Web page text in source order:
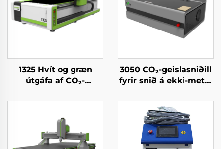
1325 Hvít og græn
útgáfa af CO₂-
ríðvél fyrir akryl, við,
3050 CO₂-geislasniðill
fyrir snið á ekki-metál